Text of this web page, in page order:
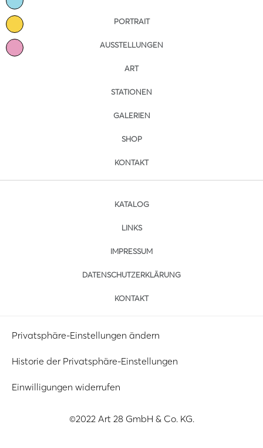
PORTRAIT
AUSSTELLUNGEN
ART
STATIONEN
GALERIEN
SHOP
KONTAKT
KATALOG
LINKS
IMPRESSUM
DATENSCHUTZERKLÄRUNG
KONTAKT
Privatsphäre-Einstellungen ändern
Historie der Privatsphäre-Einstellungen
Einwilligungen widerrufen
©2022 Art 28 GmbH & Co. KG.